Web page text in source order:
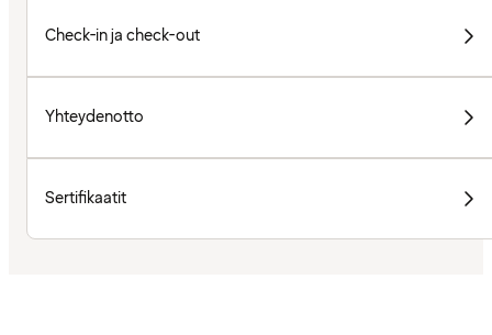
Check-in ja check-out
Yhteydenotto
Sertifikaatit